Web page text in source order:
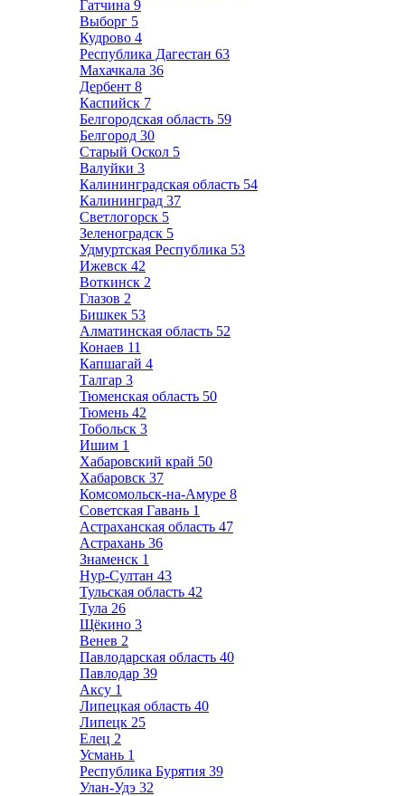
Гатчина 9
Выборг 5
Кудрово 4
Республика Дагестан 63
Махачкала 36
Дербент 8
Каспийск 7
Белгородская область 59
Белгород 30
Старый Оскол 5
Валуйки 3
Калининградская область 54
Калининград 37
Светлогорск 5
Зеленоградск 5
Удмуртская Республика 53
Ижевск 42
Воткинск 2
Глазов 2
Бишкек 53
Алматинская область 52
Конаев 11
Капшагай 4
Талгар 3
Тюменская область 50
Тюмень 42
Тобольск 3
Ишим 1
Хабаровский край 50
Хабаровск 37
Комсомольск-на-Амуре 8
Советская Гавань 1
Астраханская область 47
Астрахань 36
Знаменск 1
Нур-Султан 43
Тульская область 42
Тула 26
Щёкино 3
Венев 2
Павлодарская область 40
Павлодар 39
Аксу 1
Липецкая область 40
Липецк 25
Елец 2
Усмань 1
Республика Бурятия 39
Улан-Удэ 32